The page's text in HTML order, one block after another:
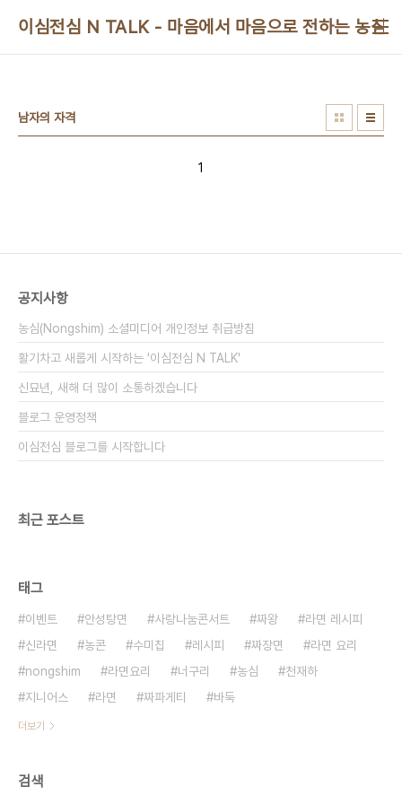
이심전심 N TALK - 마음에서 마음으로 전하는 농심
남자의 자격
1
공지사항
농심(Nongshim) 소셜미디어 개인정보 취급방침
활기차고 새롭게 시작하는 '이심전심 N TALK'
신묘년, 새해 더 많이 소통하겠습니다
블로그 운영정책
이심전심 블로그를 시작합니다
최근 포스트
태그
이벤트 안성탕면 사랑나눔콘서트 짜왕
라면 레시피
신라면
농콘 수미칩 레시피 짜장면
라면 요리
nongshim
라면요리 너구리 농심
천재하
지니어스
라면 짜파게티 바둑
더보기
검색